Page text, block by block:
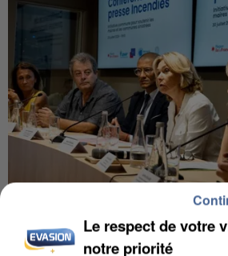
INCENDIES : L’ÎLE-DE-FRANCE
DE SOLIDARITÉ AVEC LES...
Le respect de votre
notre priorité